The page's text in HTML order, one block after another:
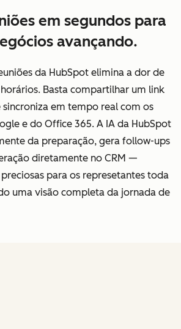
em segundos para
avançando.
da HubSpot elimina a dor de
Basta compartilhar um link
sincroniza em tempo real com os
e do Office 365. A IA da HubSpot
da preparação, gera follow-ups
diretamente no CRM —
para os represetantes toda
uma visão completa da jornada de